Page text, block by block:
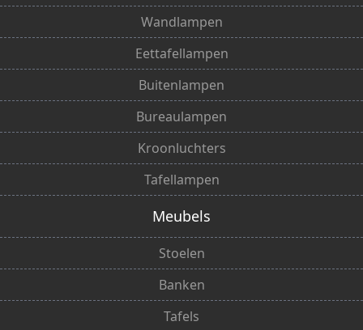
Wandlampen
Eettafellampen
Buitenlampen
Bureaulampen
Kroonluchters
Tafellampen
Meubels
Stoelen
Banken
Tafels